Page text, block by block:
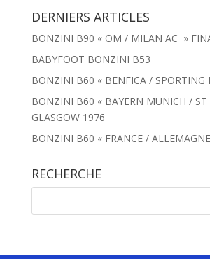
DERNIERS ARTICLES
BONZINI B90 « OM / MILAN AC »
BABYFOOT BONZINI B53
BONZINI B60 « BENFICA / SPORTING
BONZINI B60 « BAYERN MUNICH /
GLASGOW 1976
BONZINI B60 « FRANCE /
RECHERCHE